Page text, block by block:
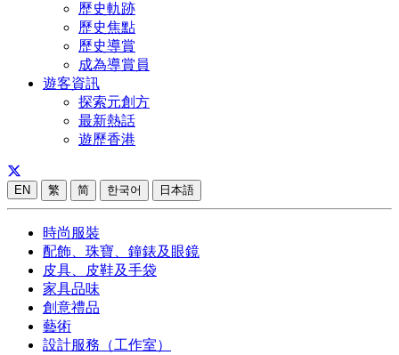
歷史軌跡
歷史焦點
歷史導賞
成為導賞員
遊客資訊
探索元創方
最新熱話
遊歷香港
EN 繁 简 한국어 日本語
時尚服裝
配飾、珠寶、鐘錶及眼鏡
皮具、皮鞋及手袋
家具品味
創意禮品
藝術
設計服務（工作室）